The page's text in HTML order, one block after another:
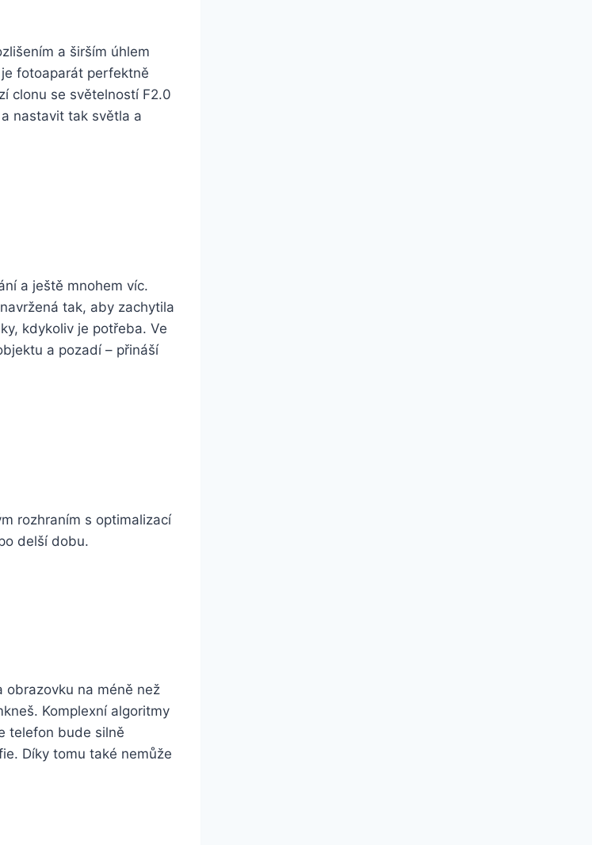
a širším úhlem
fotoaparát perfektně
clonu se světelností F2.0
nastavit tak světla a
a ještě mnohem víc.
tak, aby zachytila
kdykoliv je potřeba. Ve
a pozadí – přináší
rozhraním s optimalizací
delší dobu.
obrazovku na méně než
Komplexní algoritmy
telefon bude silně
Díky tomu také nemůže